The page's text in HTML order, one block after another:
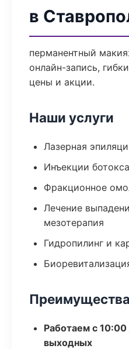
в
перманентный
онлайн-запись,
цены и акции.
Наши услуги
Лазерная
Инъекции
Фракционное
Лечение
мезотерапия
Гидропилинг и
Работаем с
выходных